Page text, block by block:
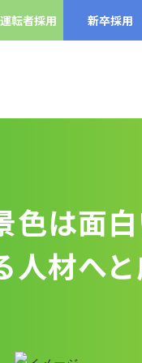
転者採用 新卒採用
は面白
材へと